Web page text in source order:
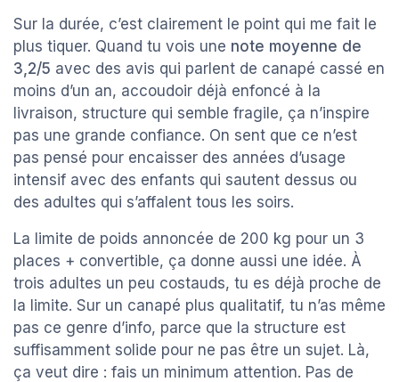
Sur la durée, c’est clairement le point qui me fait le
plus tiquer. Quand tu vois une note moyenne de
3,2/5 avec des avis qui parlent de canapé cassé en
moins d’un an, accoudoir déjà enfoncé à la
livraison, structure qui semble fragile, ça n’inspire
pas une grande confiance. On sent que ce n’est
pas pensé pour encaisser des années d’usage
intensif avec des enfants qui sautent dessus ou
des adultes qui s’affalent tous les soirs.
La limite de poids annoncée de 200 kg pour un 3
places + convertible, ça donne aussi une idée. À
trois adultes un peu costauds, tu es déjà proche de
la limite. Sur un canapé plus qualitatif, tu n’as même
pas ce genre d’info, parce que la structure est
suffisamment solide pour ne pas être un sujet. Là,
ça veut dire : fais un minimum attention. Pas de